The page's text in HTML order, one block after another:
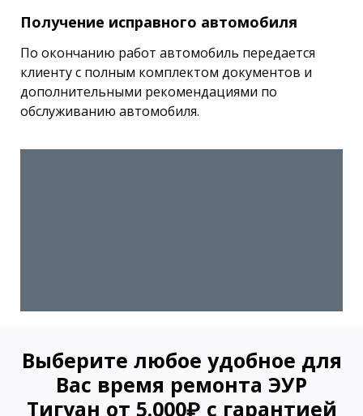
Получение исправного автомобиля
По окончанию работ автомобиль передается
клиенту с полным комплектом документов и
дополнительными рекомендациями по
обслуживанию автомобиля.
Выберите любое удобное для
Вас время ремонта ЭУР
Тигуан от 5.000₽ с гарантией